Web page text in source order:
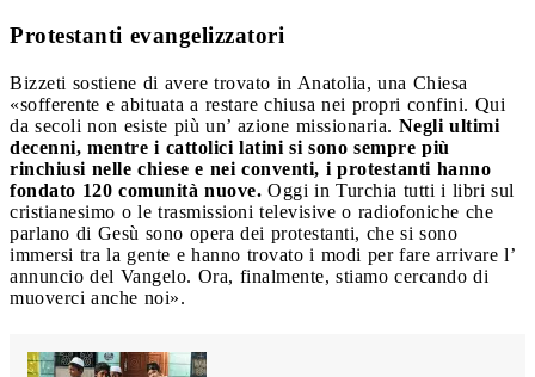
Protestanti evangelizzatori
Bizzeti sostiene di avere trovato in Anatolia, una Chiesa
«sofferente e abituata a restare chiusa nei propri confini. Qui
da secoli non esiste più un’ azione missionaria. Negli ultimi
decenni, mentre i cattolici latini si sono sempre più
rinchiusi nelle chiese e nei conventi, i protestanti hanno
fondato 120 comunità nuove. Oggi in Turchia tutti i libri sul
cristianesimo o le trasmissioni televisive o radiofoniche che
parlano di Gesù sono opera dei protestanti, che si sono
immersi tra la gente e hanno trovato i modi per fare arrivare l’
annuncio del Vangelo. Ora, finalmente, stiamo cercando di
muoverci anche noi».